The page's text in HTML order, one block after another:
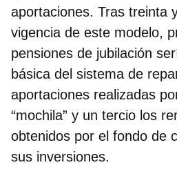
aportaciones. Tras treinta
vigencia de este modelo,
pensiones de jubilación
básica del sistema de
aportaciones realizadas
“mochila” y un tercio los
obtenidos por el fondo de
sus inversiones.